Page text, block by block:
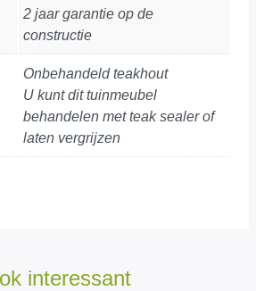
2 jaar garantie op de
constructie
Onbehandeld teakhout
U kunt dit tuinmeubel
behandelen met teak sealer of
laten vergrijzen
interessant